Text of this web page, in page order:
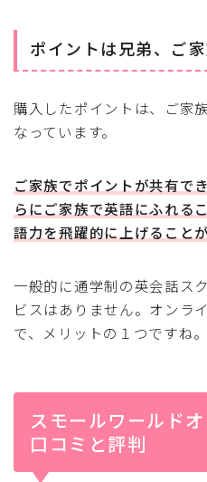
ポイントは兄弟、ご
購入したポイントは、ご家
なっています。
ご家族でポイントが共有で
らにご家族で英語にふれる
語力を飛躍的に上げることが
一般的に通学制の英会話ス
ビスはありません。オンラ
で、メリットの１つですね。
スモールワールド
口コミと評判